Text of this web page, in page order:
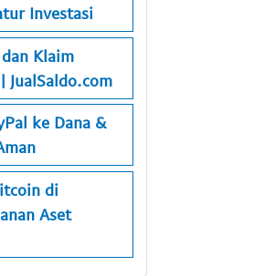
Investasi
Klaim
JualSaldo.com
ke Dana &
di
Aset